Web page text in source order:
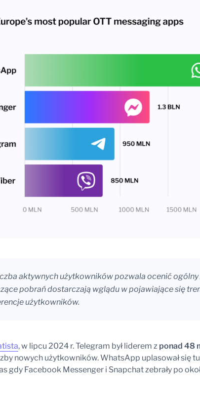
aktywnych użytkowników pozwala ocenić ogólny
pobrań dostarczają wglądu w pojawiające się
użytkowników.
, w lipcu 2024 r. Telegram był liderem z ponad 48
nowych użytkowników. WhatsApp uplasował się
gdy Facebook Messenger i Snapchat zebrały po